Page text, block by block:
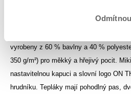
vyrobeny z 60 % bavlny a 40 %
350 g/m²) pro měkký a hřejivý pocit.
nastavitelnou kapuci a slovní logo ON
hrudníku. Tepláky mají pohodlný pas,